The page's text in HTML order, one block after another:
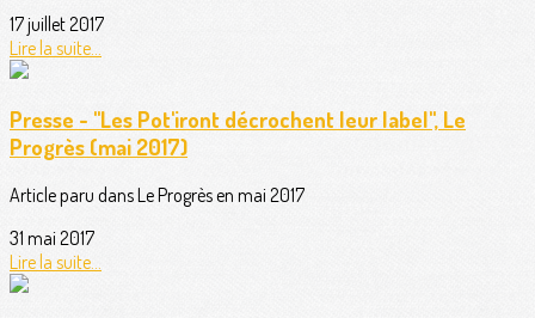
17 juillet 2017
Lire la suite...
Presse - "Les Pot'iront décrochent leur label", Le
Progrès (mai 2017)
Article paru dans Le Progrès en mai 2017
31 mai 2017
Lire la suite...